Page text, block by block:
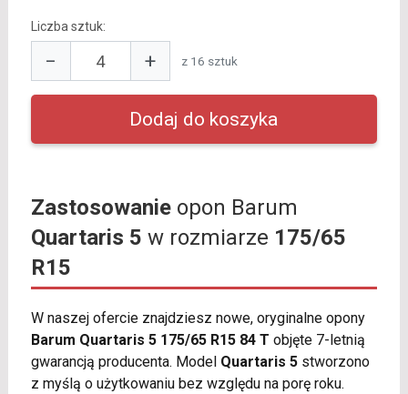
Liczba sztuk:
− + z 16 sztuk
Zastosowanieopon Barum
Quartaris 5 w rozmiarze 175/65
R15
W naszej ofercie znajdziesz nowe, oryginalne opony
Barum Quartaris 5 175/65 R15 84 T objęte 7-letnią
gwarancją producenta. Model Quartaris 5stworzono
z myślą o użytkowaniu bez względu na porę roku.